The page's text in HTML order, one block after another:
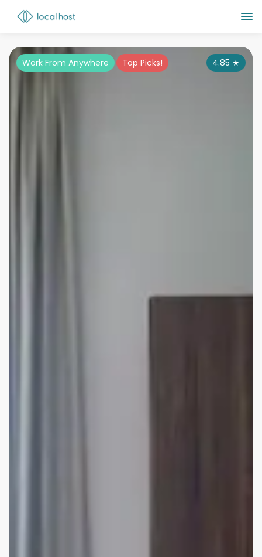
4.85 ★
Work From Anywhere Top Picks!